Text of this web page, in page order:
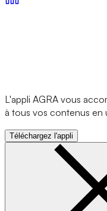
L'appli AGRA vous
à tous vos contenus en
Téléchargez l'appli